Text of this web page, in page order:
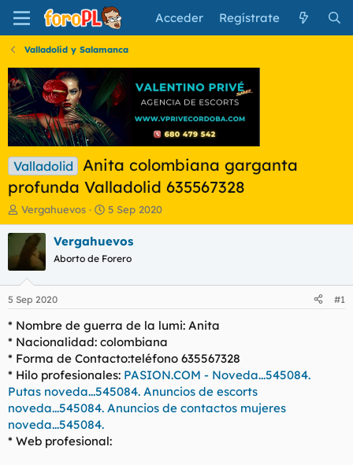
Acceder Regístrate
Valladolid y Salamanca
Valladolid
Anita colombiana garganta
profunda Valladolid 635567328
I
n
i
c
a
o
r
d
e
t
e
m
a
Vergahuevos
F
e
c
a
i
n
c
i
o
5 Sep 2020
Vergahuevos
Aborto de Forero
5 Sep 2020 #1
* Nombre de guerra de la lumi: Anita
* Nacionalidad: colombiana
* Forma de Contacto:teléfono 635567328
* Hilo profesionales: PASION.COM - Noveda...545084.
Putas noveda...545084. Anuncios de escorts
noveda...545084. Anuncios de contactos mujeres
noveda...545084.
* Web profesional: